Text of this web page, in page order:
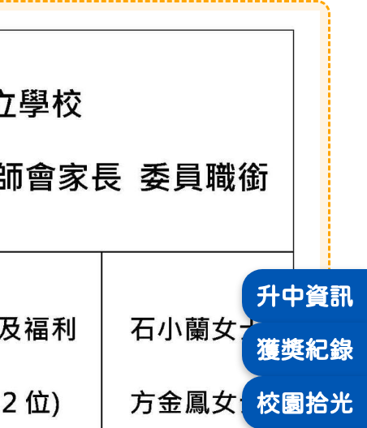
升中資訊
獲獎紀錄
校園拾光